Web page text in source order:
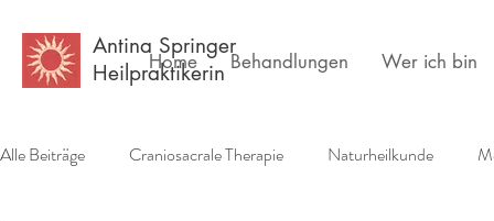
Antina Springer
Heilpraktikerin
Home Behandlungen Wer ich bin
Alle Beiträge Craniosacrale Therapie Naturheilkunde